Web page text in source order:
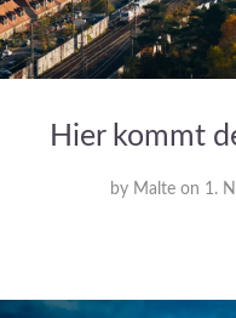
Hier kommt
by Malte on 1.